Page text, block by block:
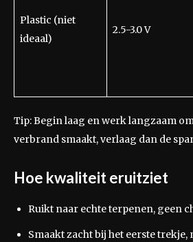
Plastic (niet
ideaal)
2.5-3.0 V
Tip: Begin laag en werk langzaam
verbrand smaakt, verlaag dan de
Hoe kwaliteit eruitziet
Ruikt naar echte terpenen, geen
Smaakt zacht bij het eerste